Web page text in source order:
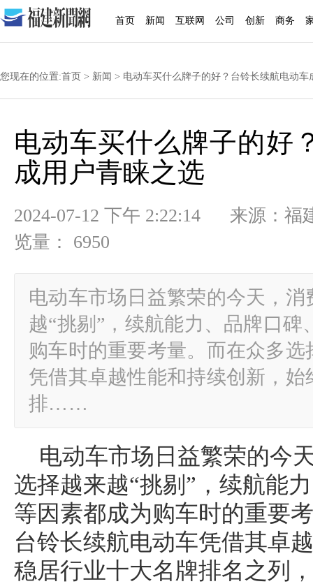
首页 新闻 互联网 公司 创新 商务
您现在的位置:首页 > 新闻 > 电动车买什么牌子的好？台铃长续航电动车
电动车买什么牌子的好
成用户青睐之选
2024-07-12 下午 2:22:14 来源：
览量： 6950
电动车市场日益繁荣的今天，
越“挑剔”，续航能力、品牌口
购车时的重要考量。而在众多
凭借其卓越性能和持续创新，
排……
电动车市场日益繁荣的今
选择越来越“挑剔”，续航能
等因素都成为购车时的重要
台铃长续航电动车凭借其卓
稳居行业十大名牌排名之列